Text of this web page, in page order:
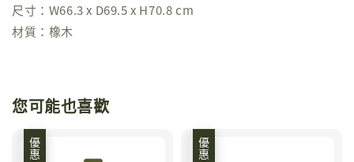
尺寸：W66.3 x D69.5 x H70.8 cm
材質：橡木
您可能也喜歡
優惠 優惠